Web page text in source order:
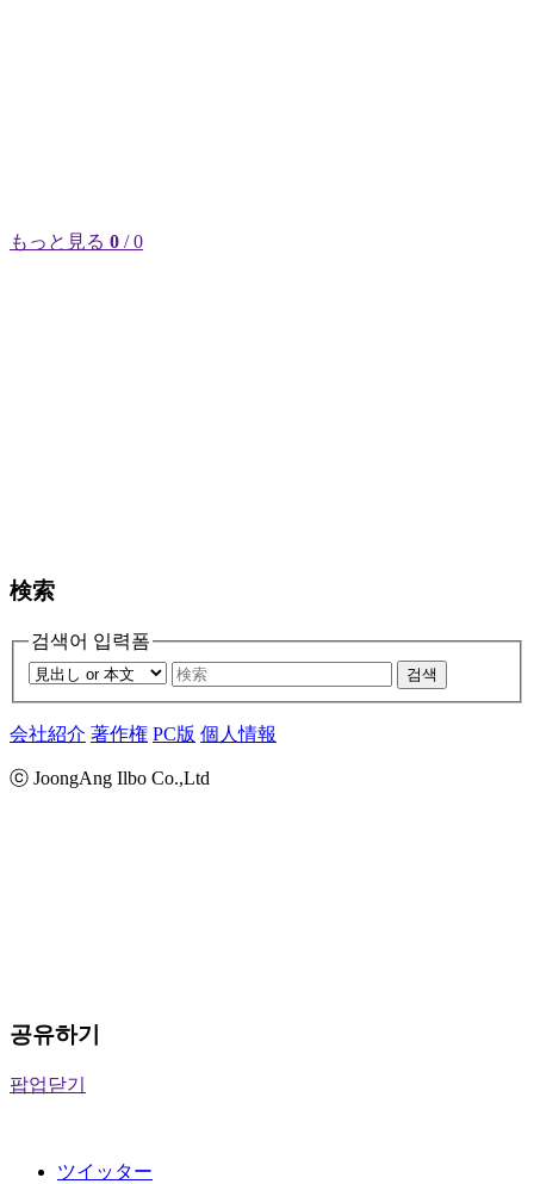
もっと見る 0 / 0
検索
검색어 입력폼
검색
会社紹介 著作権 PC版 個人情報
ⓒ JoongAng Ilbo Co.,Ltd
공유하기
팝업닫기
ツイッター